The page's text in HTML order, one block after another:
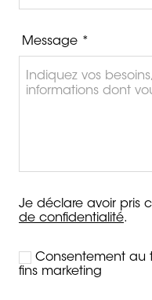
Message *
Je déclare avoir pris
de confidentialité.
Consentement au
fins marketing